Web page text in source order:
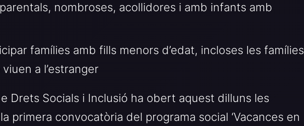
nombroses, acollidores i amb infants amb
famílies amb fills menors d’edat, incloses les famílies
a l’estranger
Drets Socials i Inclusió ha obert aquest dilluns les
primera convocatòria del programa social ‘Vacances en